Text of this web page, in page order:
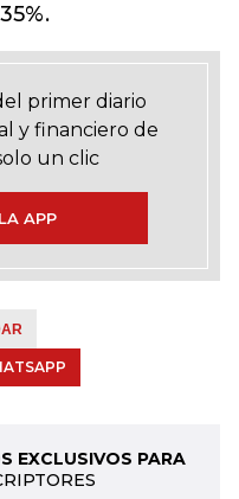
primer diario
y financiero de
un clic
APP
EXCLUSIVOS PARA